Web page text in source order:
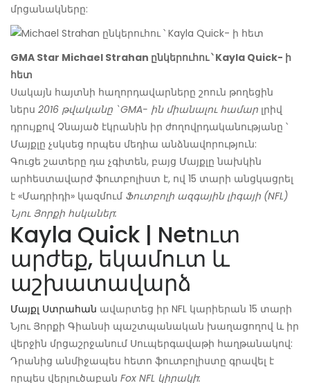
մրցանակները:
GMA Star Michael Strahan ընկերուհու ՝ Kayla Quick- ի
հետ
Սակայն հայտնի հաղորդավարները շոուն թողեցին
ներս 2016 թվականը ՝ GMA- ին միանալու համար լրիվ
դրույքով Չնայած էկրանին իր ժողովրդականությանը ՝
Մայքլը չսկսեց որպես մեդիա անձնավորություն:
Գուցե շատերը դա չգիտեն, բայց Մայքլը նախկին
արհեստավարժ ֆուտբոլիստ է, ով 15 տարի անցկացրել
է «Մադրիդի» կազմում Ֆուտբոլի ազգային լիգայի (NFL)
Նյու Յորքի հսկաներ:
Kayla Quick | Netուտ
արժեք, եկամուտ և
աշխատավարձ
Մայքլ Ստրահան ավարտեց իր NFL կարիերան 15 տարի
Նյու Յորքի Գիանսի պաշտպանական խաղացողով և իր
վերջին մրցաշրջանում Սուպերգավաթի հաղթանակով:
Դրանից անմիջապես հետո ֆուտբոլիստը գրավել է
որպես վերլուծաբան Fox NFL կիրակի: